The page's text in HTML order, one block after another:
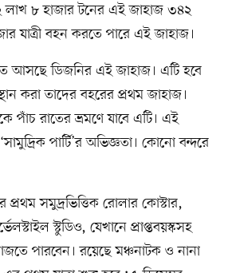
লাখ ৮ হাজার টনের এই জাহাজ ৩৪২
যাত্রী বহন করতে পারে এই জাহাজ।
আসছে ডিজনির এই জাহাজ। এটি হবে
করা তাদের বহরের প্রথম জাহাজ।
পাঁচ রাতের ভ্রমণে যাবে এটি। এই
পার্টি’র অভিজ্ঞতা। কোনো বন্দরে
প্রথম সমুদ্রভিত্তিক রোলার কোস্টার,
স্টুডিও, যেখানে প্রাপ্তবয়স্কসহ
পারবেন। রয়েছে মঞ্চনাটক ও নানা